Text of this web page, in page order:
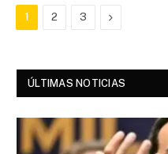
1 2 3 Next
ÚLTIMAS NOTICIAS